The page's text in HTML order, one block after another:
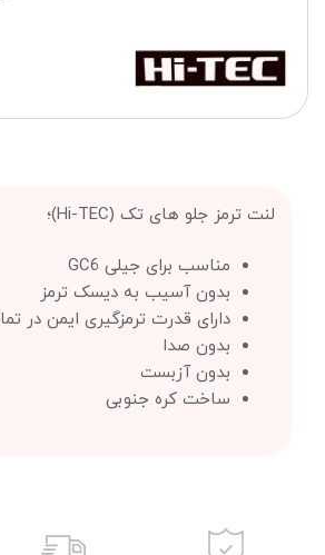
لنت ترمز جلو های تک (Hi-TEC)؛
مناسب برای جیلی GC6
بدون آسیب به دیسک ترمز
دارای قدرت ترمزگیری ایمن در
بدون صدا
بدون آزبست
ساخت کره جنوبی